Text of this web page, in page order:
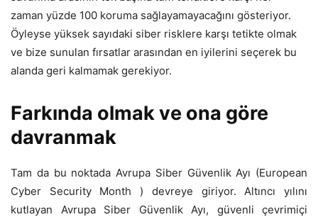
zaman yüzde 100 koruma sağlayamayacağını gösteriyor.
Öyleyse yüksek sayıdaki siber risklere karşı tetikte olmak
ve bize sunulan fırsatlar arasından en iyilerini seçerek bu
alanda geri kalmamak gerekiyor.
Farkında olmak ve ona göre
davranmak
Tam da bu noktada Avrupa Siber Güvenlik Ayı (European
Cyber Security Month ) devreye giriyor. Altıncı yılını
kutlayan Avrupa Siber Güvenlik Ayı, güvenli çevrimiçi